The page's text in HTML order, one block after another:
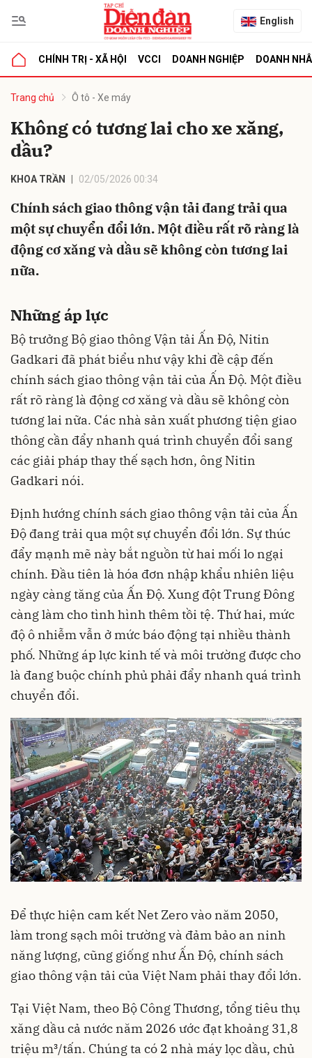
English
CHÍNH TRỊ - XÃ HỘI VCCI DOANH NGHIỆP DOANH
Trang chủ Ô tô - Xe máy
Không có tương lai cho xe xăng,
dầu?
KHOA TRẦN 02/05/2026 00:34
Chính sách giao thông vận tải đang trải qua
một sự chuyển đổi lớn. Một điều rất rõ ràng là
động cơ xăng và dầu sẽ không còn tương lai
nữa.
Những áp lực
Bộ trưởng Bộ giao thông Vận tải Ấn Độ, Nitin
Gadkari đã phát biểu như vậy khi đề cập đến
chính sách giao thông vận tải của Ấn Độ. Một điều
rất rõ ràng là động cơ xăng và dầu sẽ không còn
tương lai nữa. Các nhà sản xuất phương tiện giao
thông cần đẩy nhanh quá trình chuyển đổi sang
các giải pháp thay thế sạch hơn, ông Nitin
Gadkari nói.
Định hướng chính sách giao thông vận tải của Ấn
Độ đang trải qua một sự chuyển đổi lớn. Sự thúc
đẩy mạnh mẽ này bắt nguồn từ hai mối lo ngại
chính. Đầu tiên là hóa đơn nhập khẩu nhiên liệu
ngày càng tăng của Ấn Độ. Xung đột Trung Đông
càng làm cho tình hình thêm tồi tệ. Thứ hai, mức
độ ô nhiễm vẫn ở mức báo động tại nhiều thành
phố. Những áp lực kinh tế và môi trường được cho
là đang buộc chính phủ phải đẩy nhanh quá trình
chuyển đổi.
Để thực hiện cam kết Net Zero vào năm 2050,
làm trong sạch môi trường và đảm bảo an ninh
năng lượng, cũng giống như Ấn Độ, chính sách
giao thông vận tải của Việt Nam phải thay đổi lớn.
Tại Việt Nam, theo Bộ Công Thương, tổng tiêu thụ
xăng dầu cả nước năm 2026 ước đạt khoảng 31,8
triệu m³/tấn. Chúng ta có 2 nhà máy lọc dầu, chủ
luận
Hủy